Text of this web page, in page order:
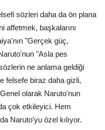
sözleri daha da ön plana
affetmek, başkalarını
"Gerçek güç,
"Asla pes
ne anlama geldiği
felsefe biraz daha gizli,
olarak Naruto'nun
çok etkileyici. Hem
Naruto'yu özel kılıyor.